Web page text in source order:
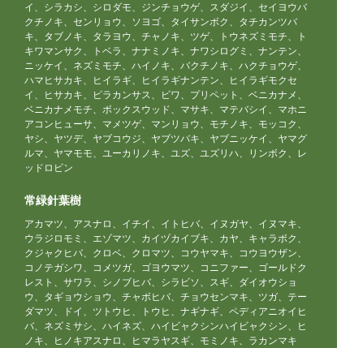
イ、シラカシ、シロダモ、ジンチョウゲ、スダジイ、セイヨウバ
クチノキ、センリョウ、ソヨゴ、タイサンボク、タチカンツバ
キ、タブノキ、タラヨウ、チャノキ、ツゲ、トウネズミモチ、ト
キワマンサク、トベラ、ナナミノキ、ナワシログミ、ナンテン、
ニッケイ、ネズミモチ、ハイノキ、バクチノキ、ハクチョウゲ、
ハマヒサカキ、ヒイラギ、ヒイラギナンテン、ヒイラギモクセ
イ、ヒサカキ、ピラカンサス、ビワ、プリペット、ベニカナメ、
ベニカナメモチ、ボックスウッド、マサキ、マテバシイ、マホニ
アコンヒューサ、マメツゲ、マンリョウ、モチノキ、モッコク、
ヤシ、ヤツデ、ヤブコウジ、ヤブツバキ、ヤブニッケイ、ヤマグ
ルマ、ヤマモモ、ユーカリノキ、ユズ、ユズリハ、リンボク、レ
ッドロビン
常緑針葉樹
アカマツ、アスナロ、イチイ、イトヒバ、イヌガヤ、イヌマキ、
ウラジロモミ、エゾマツ、カイヅカイブキ、カヤ、キャラボク、
クジャクヒバ、クロベ、クロマツ、コウヤマキ、コウヨウザン、
コノテガシワ、コメツガ、ゴヨウマツ、コニファー、ゴールドク
レスト、サワラ、シノブヒバ、シラビソ、スギ、ダイオウショ
ウ、タギョウショウ、チャボヒバ、チョウセンマキ、ツガ、テー
ダマツ、ドイ、ツトウヒ、トウヒ、ナギナギ、ペディアニオイヒ
バ、ネズミサシ、ハイネズ、ハイビャクシンハイビャクシン、ヒ
ノキ、ヒノキアスナロ、ヒマラヤスギ、モミノキ、ラカンマキ